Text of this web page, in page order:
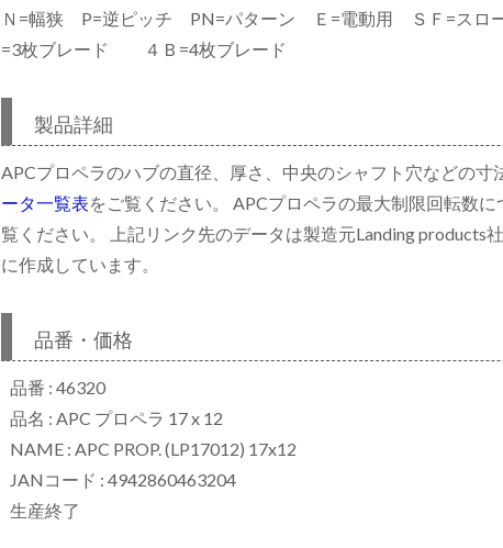
Ｎ=幅狭 P=逆ピッチ PN=パターン Ｅ=電動用 ＳＦ=ス
=3枚ブレード ４Ｂ=4枚ブレード
製品詳細
APCプロペラのハブの直径、厚さ、中央のシャフト穴などの寸
ータ一覧表をご覧ください。 APCプロペラの最大制限回転数に
覧ください。 上記リンク先のデータは製造元Landing products
に作成しています。
品番・価格
品番 : 46320
品名 : APC プロペラ 17 x 12
NAME : APC PROP. (LP17012) 17x12
JANコード : 4942860463204
生産終了